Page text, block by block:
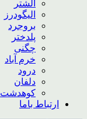
الشتر
الیگودرز
بروجرد
پلدختر
چگنی
خرم آباد
درود
دلفان
کوهدشت
ارتباط باما